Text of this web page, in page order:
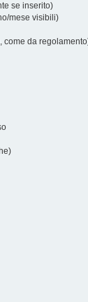
se inserito)
mese visibili)
come da